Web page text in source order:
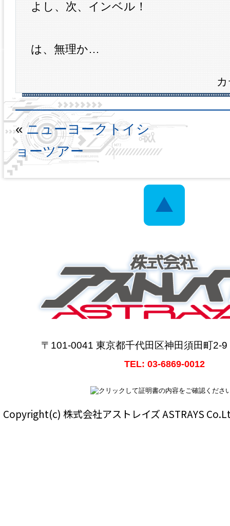
よし、次、インベル！
は、無理か…
«ニューヨークトイシ
ョーツアー
〒101-0041 東京都千代田区神田須田町
TEL: 03-6869-0012
Copyright(c) 株式会社アストレイズ ASTRAYS